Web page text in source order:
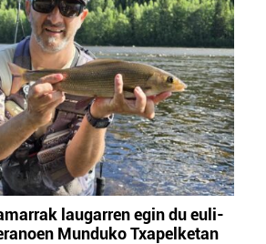
laugarren egin du euli-
Munduko Txapelketan